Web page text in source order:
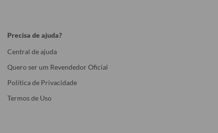
Precisa de ajuda?
Central de ajuda
Quero ser um Revendedor Oficial
Política de Privacidade
Termos de Uso